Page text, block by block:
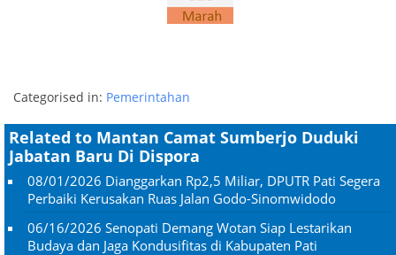
Categorised in: Pemerintahan
Related to Mantan Camat Sumberjo Duduki
Jabatan Baru Di Dispora
08/01/2026 Dianggarkan Rp2,5 Miliar, DPUTR Pati Segera
Perbaiki Kerusakan Ruas Jalan Godo-Sinomwidodo
06/16/2026 Senopati Demang Wotan Siap Lestarikan
Budaya dan Jaga Kondusifitas di Kabupaten Pati